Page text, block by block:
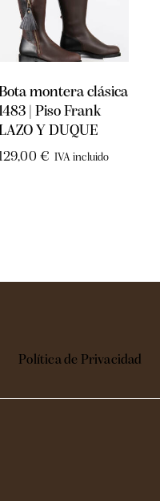
montera clásica
| Piso Frank
Y DUQUE
€ IVA incluido
Política de Privacidad